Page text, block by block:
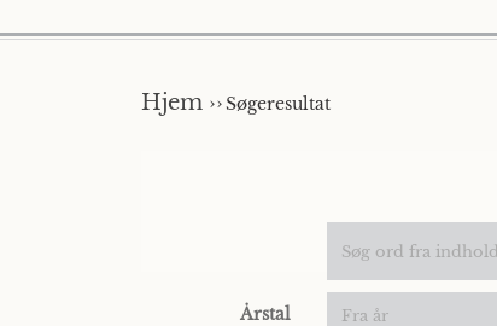
Hjem ››Søgeresultat
Årstal